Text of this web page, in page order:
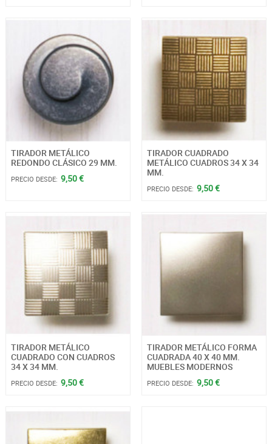
TIRADOR METÁLICO
REDONDO CLÁSICO 29 MM.
PRECIO DESDE: 9,50 €
TIRADOR CUADRADO
METÁLICO CUADROS 34 X 34
MM.
PRECIO DESDE: 9,50 €
TIRADOR METÁLICO
CUADRADO CON CUADROS
34 X 34 MM.
PRECIO DESDE: 9,50 €
TIRADOR METÁLICO FORMA
CUADRADA 40 X 40 MM.
MUEBLES MODERNOS
PRECIO DESDE: 9,50 €